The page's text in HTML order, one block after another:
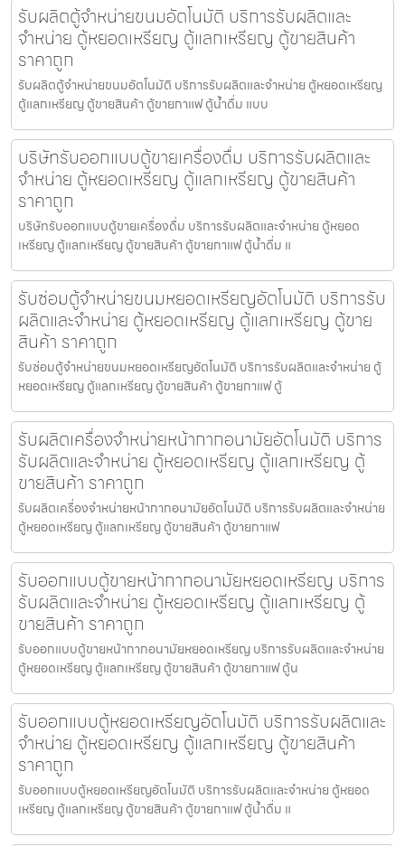
รับผลิตตู้จำหน่ายขนม​อัตโนมัติ บริการรับผลิตและ
จำหน่าย ตู้หยอดเหรียญ ตู้แลกเหรียญ ตู้ขายสินค้า
ราคาถูก
รับผลิตตู้จำหน่ายขนม​อัตโนมัติ บริการรับผลิตและจำหน่าย ตู้หยอดเหรียญ
ตู้แลกเหรียญ ตู้ขายสินค้า ตู้ขายกาแฟ ตู้น้ำดื่ม แบบ
บริษัทรับออกแบบตู้ขายเครื่องดื่ม บริการรับผลิตและ
จำหน่าย ตู้หยอดเหรียญ ตู้แลกเหรียญ ตู้ขายสินค้า
ราคาถูก
บริษัทรับออกแบบตู้ขายเครื่องดื่ม บริการรับผลิตและจำหน่าย ตู้หยอด
เหรียญ ตู้แลกเหรียญ ตู้ขายสินค้า ตู้ขายกาแฟ ตู้น้ำดื่ม แ
รับซ่อมตู้จำหน่ายขนมหยอดเหรียญ​​อัตโนมัติ บริการรับ
ผลิตและจำหน่าย ตู้หยอดเหรียญ ตู้แลกเหรียญ ตู้ขาย
สินค้า ราคาถูก
รับซ่อมตู้จำหน่ายขนมหยอดเหรียญ​​อัตโนมัติ บริการรับผลิตและจำหน่าย ตู้
หยอดเหรียญ ตู้แลกเหรียญ ตู้ขายสินค้า ตู้ขายกาแฟ ตู้
รับผลิตเครื่องจำหน่ายหน้ากากอนามัย​อัตโนมัติ บริการ
รับผลิตและจำหน่าย ตู้หยอดเหรียญ ตู้แลกเหรียญ ตู้
ขายสินค้า ราคาถูก
รับผลิตเครื่องจำหน่ายหน้ากากอนามัย​อัตโนมัติ บริการรับผลิตและจำหน่าย
ตู้หยอดเหรียญ ตู้แลกเหรียญ ตู้ขายสินค้า ตู้ขายกาแฟ
รับออกแบบตู้ขายหน้ากากอนามัยหยอดเหรียญ​​ บริการ
รับผลิตและจำหน่าย ตู้หยอดเหรียญ ตู้แลกเหรียญ ตู้
ขายสินค้า ราคาถูก
รับออกแบบตู้ขายหน้ากากอนามัยหยอดเหรียญ​​ บริการรับผลิตและจำหน่าย
ตู้หยอดเหรียญ ตู้แลกเหรียญ ตู้ขายสินค้า ตู้ขายกาแฟ ตู้น
รับออกแบบตู้หยอดเหรียญ​อัตโนมัติ บริการรับผลิตและ
จำหน่าย ตู้หยอดเหรียญ ตู้แลกเหรียญ ตู้ขายสินค้า
ราคาถูก
รับออกแบบตู้หยอดเหรียญ​อัตโนมัติ บริการรับผลิตและจำหน่าย ตู้หยอด
เหรียญ ตู้แลกเหรียญ ตู้ขายสินค้า ตู้ขายกาแฟ ตู้น้ำดื่ม แ